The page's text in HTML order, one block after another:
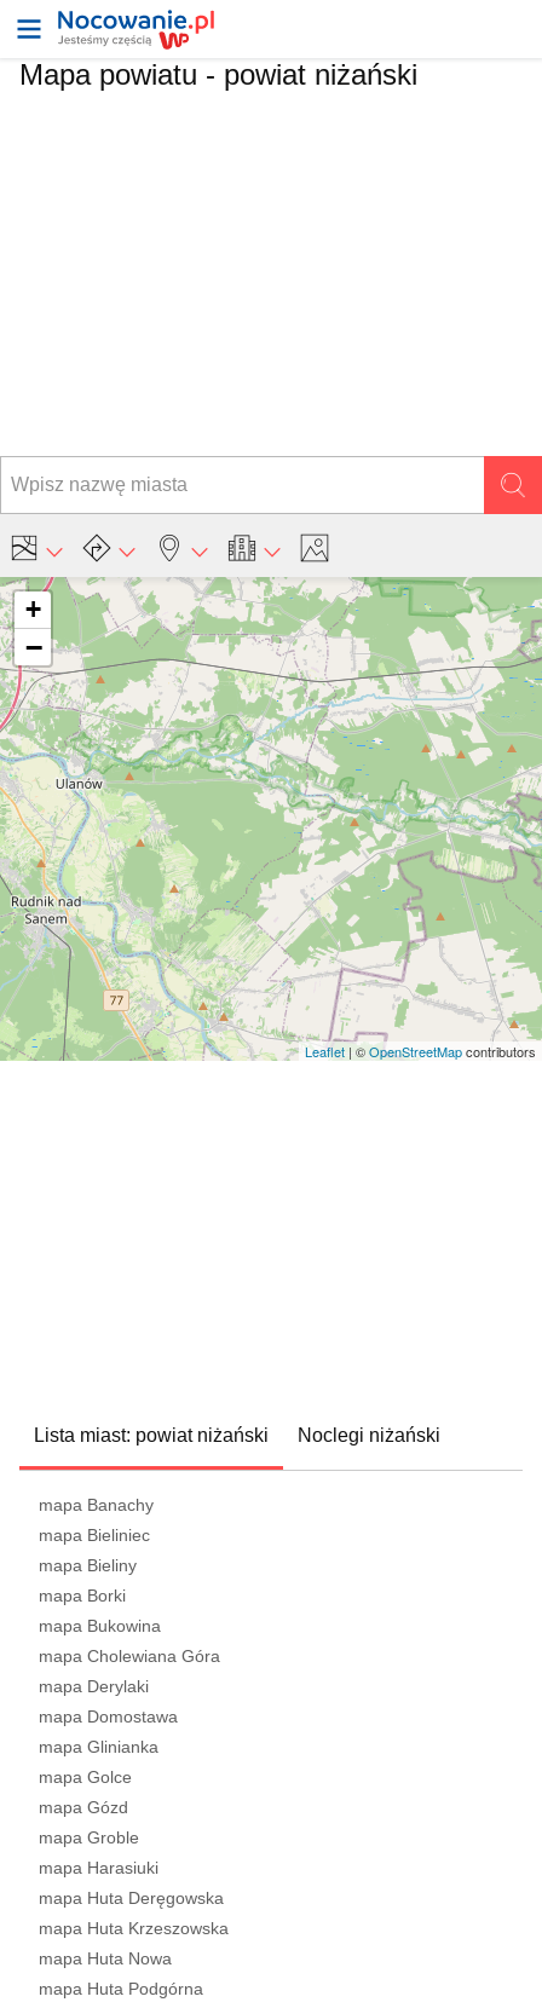
Mapa powiatu - powiat niżański
+
−
Leaflet | ©OpenStreetMapcontributors
Lista miast: powiat niżański Noclegi niżański
mapa Banachy
mapa Bieliniec
mapa Bieliny
mapa Borki
mapa Bukowina
mapa Cholewiana Góra
mapa Derylaki
mapa Domostawa
mapa Glinianka
mapa Golce
mapa Gózd
mapa Groble
mapa Harasiuki
mapa Huta Deręgowska
mapa Huta Krzeszowska
mapa Huta Nowa
mapa Huta Podgórna